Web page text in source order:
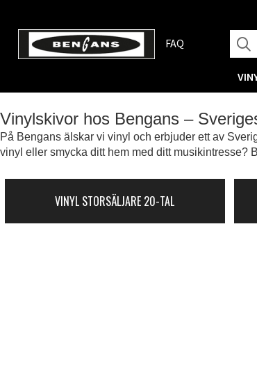
FAQ
Vinylskivor hos Bengans –
På Bengans älskar vi vinyl och erbjuder ett av
vinyl eller smycka ditt hem med ditt musikintresse?
VINYL STORSÄLJARE 20-TAL